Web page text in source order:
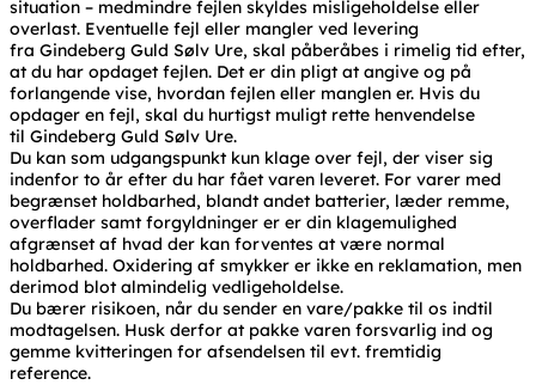
situation – medmindre fejlen skyldes misligeholdelse eller
overlast. Eventuelle fejl eller mangler ved levering
fra Gindeberg Guld Sølv Ure, skal påberåbes i rimelig tid efter,
at du har opdaget fejlen. Det er din pligt at angive og på
forlangende vise, hvordan fejlen eller manglen er. Hvis du
opdager en fejl, skal du hurtigst muligt rette henvendelse
til Gindeberg Guld Sølv Ure.
Du kan som udgangspunkt kun klage over fejl, der viser sig
indenfor to år efter du har fået varen leveret. For varer med
begrænset holdbarhed, blandt andet batterier, læder remme,
overflader samt forgyldninger er er din klagemulighed
afgrænset af hvad der kan forventes at være normal
holdbarhed. Oxidering af smykker er ikke en reklamation, men
derimod blot almindelig vedligeholdelse.
Du bærer risikoen, når du sender en vare/pakke til os indtil
modtagelsen. Husk derfor at pakke varen forsvarlig ind og
gemme kvitteringen for afsendelsen til evt. fremtidig
reference.